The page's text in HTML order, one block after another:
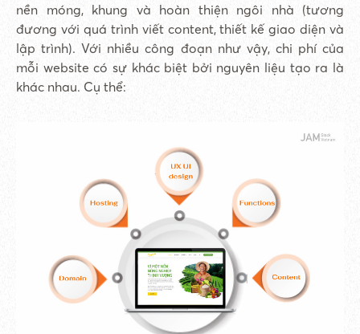
nền móng, khung và hoàn thiện ngôi nhà (tương
đương với quá trình viết content, thiết kế giao diện và
lập trình). Với nhiều công đoạn như vậy, chi phí của
mỗi website có sự khác biệt bởi nguyên liệu tạo ra là
khác nhau. Cụ thể: